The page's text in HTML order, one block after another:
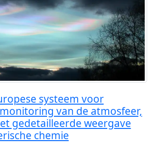
systeem voor
van de atmosfeer,
gedetailleerde weergave
chemie